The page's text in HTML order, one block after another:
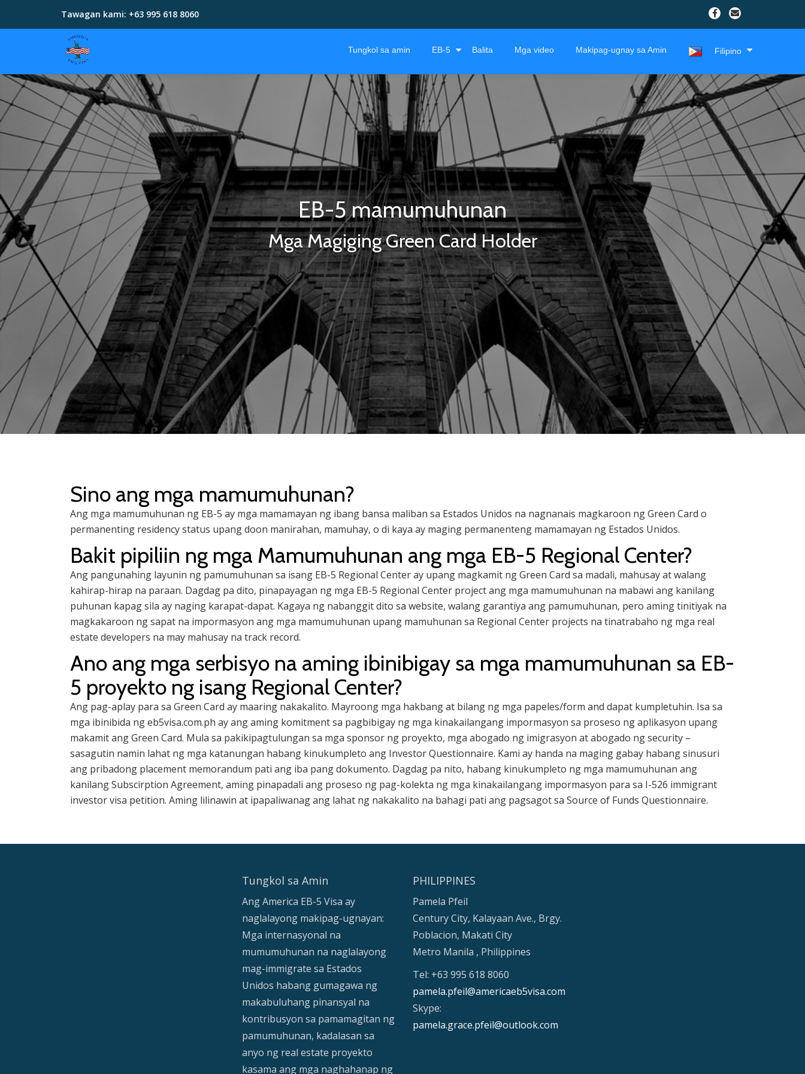
Skip
Tawagan kami: +63 995 618 8060
Tungkol sa amin EB-5 Balita Mga video Makipag-ugnay sa Amin Filipino
EB-5 mamumuhunan
Mga Magiging Green Card Holder
Sino ang mga mamumuhunan?
Ang mga mamumuhunan ng EB-5 ay mga mamamayan ng ibang bansa maliban sa Estados Unidos na nagnanais magkaroon ng Green Card o
permanenting residency status upang doon manirahan, mamuhay, o di kaya ay maging permanenteng mamamayan ng Estados Unidos.
Bakit pipiliin ng mga Mamumuhunan ang mga EB-5 Regional Center?
Ang pangunahing layunin ng pamumuhunan sa isang EB-5 Regional Center ay upang magkamit ng Green Card sa madali, mahusay at walang
kahirap-hirap na paraan. Dagdag pa dito, pinapayagan ng mga EB-5 Regional Center project ang mga mamumuhunan na mabawi ang kanilang
puhunan kapag sila ay naging karapat-dapat. Kagaya ng nabanggit dito sa website, walang garantiya ang pamumuhunan, pero aming tinitiyak na
magkakaroon ng sapat na impormasyon ang mga mamumuhunan upang mamuhunan sa Regional Center projects na tinatrabaho ng mga real
estate developers na may mahusay na track record.
Ano ang mga serbisyo na aming ibinibigay sa mga mamumuhunan sa EB-
5 proyekto ng isang Regional Center?
Ang pag-aplay para sa Green Card ay maaring nakakalito. Mayroong mga hakbang at bilang ng mga papeles/form and dapat kumpletuhin. Isa sa
mga ibinibida ng eb5visa.com.ph ay ang aming komitment sa pagbibigay ng mga kinakailangang impormasyon sa proseso ng aplikasyon upang
makamit ang Green Card. Mula sa pakikipagtulungan sa mga sponsor ng proyekto, mga abogado ng imigrasyon at abogado ng security –
sasagutin namin lahat ng mga katanungan habang kinukumpleto ang Investor Questionnaire. Kami ay handa na maging gabay habang sinusuri
ang pribadong placement memorandum pati ang iba pang dokumento. Dagdag pa nito, habang kinukumpleto ng mga mamumuhunan ang
kanilang Subscirption Agreement, aming pinapadali ang proseso ng pag-kolekta ng mga kinakailangang impormasyon para sa I-526 immigrant
investor visa petition. Aming lilinawin at ipapaliwanag ang lahat ng nakakalito na bahagi pati ang pagsagot sa Source of Funds Questionnaire.
Tungkol sa Amin
Ang America EB-5 Visa ay
naglalayong makipag-ugnayan:
Mga internasyonal na
mumumuhunan na naglalayong
mag-immigrate sa Estados
Unidos habang gumagawa ng
makabuluhang pinansyal na
kontribusyon sa pamamagitan ng
pamumuhunan, kadalasan sa
anyo ng real estate proyekto
kasama ang mga naghahanap ng
PHILIPPINES
Pamela Pfeil
Century City, Kalayaan Ave., Brgy.
Poblacion, Makati City
Metro Manila , Philippines
Tel: +63 995 618 8060
pamela.pfeil@americaeb5visa.com
Skype:
pamela.grace.pfeil@outlook.com